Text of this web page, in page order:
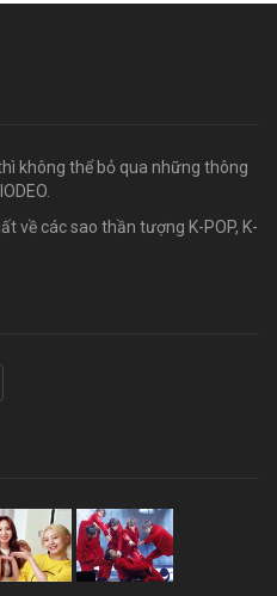
không thể bỏ qua những thông
về các sao thần tượng K-POP, K-